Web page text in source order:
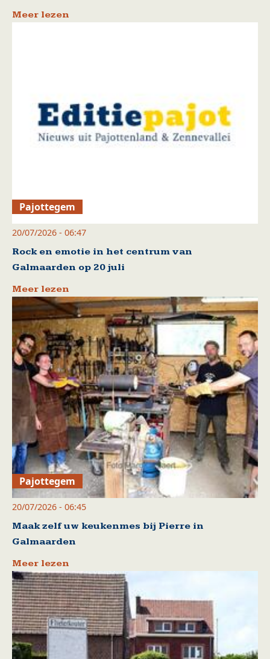
Meer lezen
Pajottegem
20/07/2026 - 06:47
Rock en emotie in het centrum van
Galmaarden op 20 juli
Meer lezen
Pajottegem
20/07/2026 - 06:45
Maak zelf uw keukenmes bij Pierre in
Galmaarden
Meer lezen